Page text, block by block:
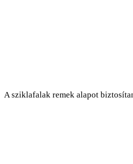
A sziklafalak remek alapot